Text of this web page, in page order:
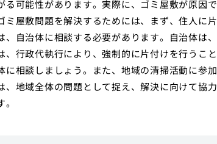
可能性があります。実際に、ゴミ屋敷が原因で
屋敷問題を解決するためには、まず、住人に片
自治体に相談する必要があります。自治体は、
行政代執行により、強制的に片付けを行うこと
相談しましょう。また、地域の清掃活動に参加
地域全体の問題として捉え、解決に向けて協力